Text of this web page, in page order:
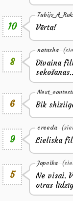
10 Vērta!
8
natasha
Dīvaina
6 Bik
9
creeda
Lieliska
5
Jopcika
Ne visai.
otras